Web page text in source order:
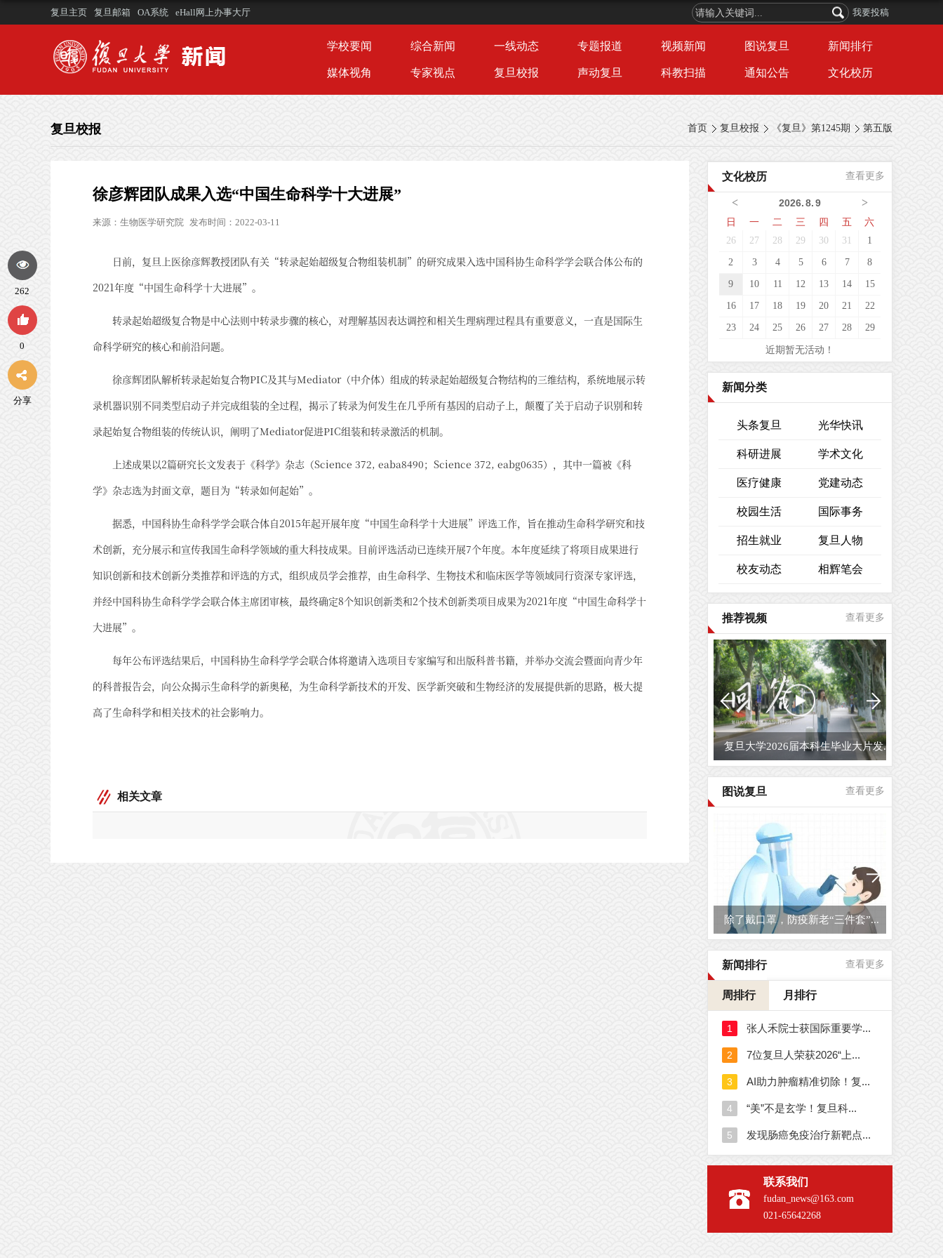
复旦主页 复旦邮箱 OA系统 eHall网上办事大厅 我要投稿
学校要闻 综合新闻 一线动态 专题报道 视频新闻 图说复旦 新闻排行
媒体视角 专家视点 复旦校报 声动复旦 科教扫描 通知公告 文化校历
首页 复旦校报 《复旦》第1245期 第五版
复旦校报
徐彦辉团队成果入选“中国生命科学十大进展”
来源： 生物医学研究院 发布时间：2022-03-11
日前，复旦上医徐彦辉教授团队有关“转录起始超级复合物组装机制”的研究成果入选中国科协生命科学学会联合体公布的
2021年度“中国生命科学十大进展”。
转录起始超级复合物是中心法则中转录步骤的核心，对理解基因表达调控和相关生理病理过程具有重要意义，一直是国际生
命科学研究的核心和前沿问题。
徐彦辉团队解析转录起始复合物PIC及其与Mediator（中介体）组成的转录起始超级复合物结构的三维结构，系统地展示转
录机器识别不同类型启动子并完成组装的全过程，揭示了转录为何发生在几乎所有基因的启动子上，颠覆了关于启动子识别和转
录起始复合物组装的传统认识，阐明了Mediator促进PIC组装和转录激活的机制。
上述成果以2篇研究长文发表于《科学》杂志（Science 372, eaba8490；Science 372, eabg0635），其中一篇被《科
学》杂志选为封面文章，题目为“转录如何起始”。
据悉，中国科协生命科学学会联合体自2015年起开展年度“中国生命科学十大进展”评选工作，旨在推动生命科学研究和技
术创新，充分展示和宣传我国生命科学领域的重大科技成果。目前评选活动已连续开展7个年度。本年度延续了将项目成果进行
知识创新和技术创新分类推荐和评选的方式，组织成员学会推荐，由生命科学、生物技术和临床医学等领域同行资深专家评选，
并经中国科协生命科学学会联合体主席团审核，最终确定8个知识创新类和2个技术创新类项目成果为2021年度“中国生命科学十
大进展”。
每年公布评选结果后，中国科协生命科学学会联合体将邀请入选项目专家编写和出版科普书籍，并举办交流会暨面向青少年
的科普报告会，向公众揭示生命科学的新奥秘，为生命科学新技术的开发、医学新突破和生物经济的发展提供新的思路，极大提
高了生命科学和相关技术的社会影响力。
相关文章
262
0
分享
文化校历 查看更多
< >
2026.8.9
日
一 二 三 四 五 六
26 27 28 29 30 31 1
2 3 4 5 6 7 8
9 10 11 12 13 14 15
16 17 18 19 20 21 22
23 24 25 26 27 28 29
近期暂无活动！
新闻分类
头条复旦 光华快讯
科研进展 学术文化
医疗健康 党建动态
校园生活 国际事务
招生就业 复旦人物
校友动态 相辉笔会
推荐视频 查看更多
复旦大学2026届本科生毕业大片发...
图说复旦 查看更多
除了戴口罩，防疫新老“三件套”...
新闻排行 查看更多
周排行 月排行
联系我们
fudan_news@163.com
021-65642268